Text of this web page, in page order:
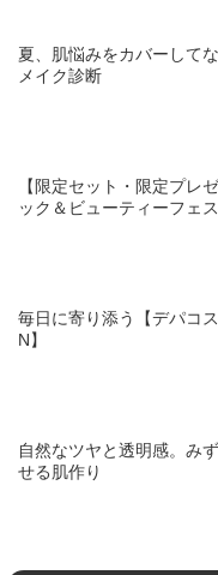
夏、肌悩みをカバーして
メイク診断
【限定セット・限定プレ
ック＆ビューティーフェ
毎日に寄り添う【デパコ
N】
自然なツヤと透明感。み
せる肌作り